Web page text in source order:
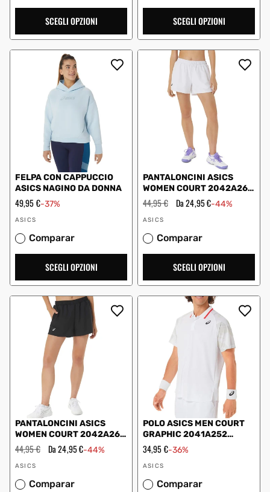
SCEGLI OPZIONI SCEGLI OPZIONI
FELPA CON CAPPUCCIO
ASICS NAGINO DA DONNA
Prezzo
scontato
49,95 €-37%
Fornitore:
ASICS
Comparar
SCEGLI OPZIONI
PANTALONCINI ASICS
WOMEN COURT 2042A267
DONNA BIANCO
Prezzo
regolare
44,95 € Prezzo
scontato
Da 24,95 €-44%
Fornitore:
ASICS
Comparar
SCEGLI OPZIONI
PANTALONCINI ASICS
WOMEN COURT 2042A267
DONNA NERO
Prezzo
regolare
44,95 € Prezzo
scontato
Da 24,95 €-44%
Fornitore:
ASICS
Comparar
POLO ASICS MEN COURT
GRAPHIC 2041A252
BIANCO
Prezzo
scontato
34,95 €-36%
Fornitore:
ASICS
Comparar